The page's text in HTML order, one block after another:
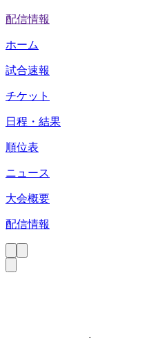
配信情報
ホーム
試合速報
チケット
日程・結果
順位表
ニュース
大会概要
配信情報